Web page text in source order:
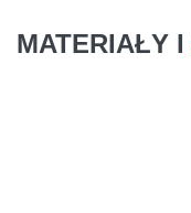
MATERIAŁY I